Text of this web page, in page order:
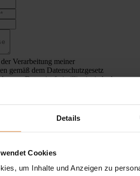
Details
Cookies
um Inhalte und Anzeigen zu
Verarbeitung meiner
gemäß dem Datenschutzgesetz
von Daten ist freiwillig, ist jedoch
der persönlichen Daten ist die Firma
mit Sitz in der ul. Al. Marszałka Józefa
332.
Frage betrifft.